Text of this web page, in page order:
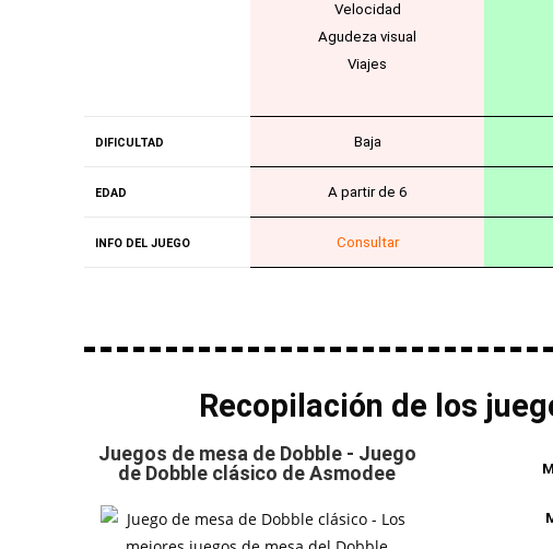
Velocidad
Agudeza visual
Viajes
DIFICULTAD Baja
EDAD A partir de 6
INFO DEL JUEGO Consultar
Recopilación de los
Juegos de mesa de Dobble - Juego
de Dobble clásico de Asmodee